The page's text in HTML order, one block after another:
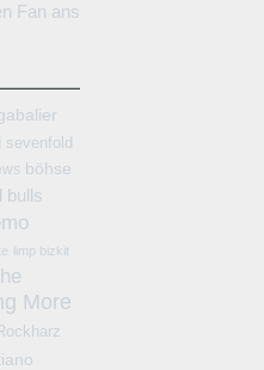
Fan ans
sevenfold
böhse
bulls
limp bizkit
More